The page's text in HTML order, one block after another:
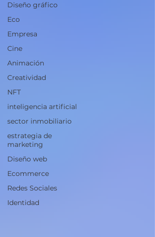
Diseño gráfico
Eco
Empresa
Cine
Animación
Creatividad
NFT
inteligencia artificial
sector inmobiliario
estrategia de
marketing
Diseño web
Ecommerce
Redes Sociales
Identidad